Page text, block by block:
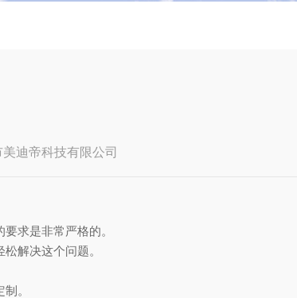
迪帝科技有限公司
求是非常严格的。
解决这个问题。
。